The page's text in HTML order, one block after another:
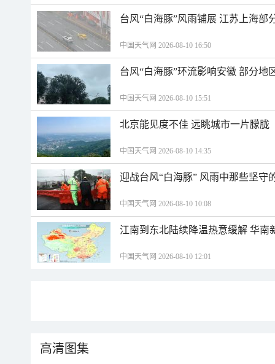
台风“白海豚”风雨铺展 江苏上海部
中国天气网 2026-08-10 16:50
台风“白海豚”环流影响安徽 部分地
中国天气网 2026-08-10 15:51
北京能见度不佳 远眺城市一片朦胧
中国天气网 2026-08-10 14:35
迎战台风“白海豚” 风雨中那些坚守
中国天气网 2026-08-10 10:08
江南到东北陆续降温热意缓解 华南
中国天气网 2026-08-10 12:01
高清图集